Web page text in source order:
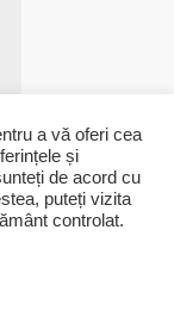
membru
by
a vă oferi cea
și
de acord cu
puteți vizita
controlat.